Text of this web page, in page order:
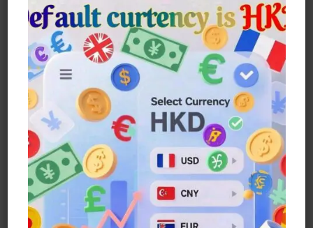
Order ID
Order Email
Track Your Order
Powered By